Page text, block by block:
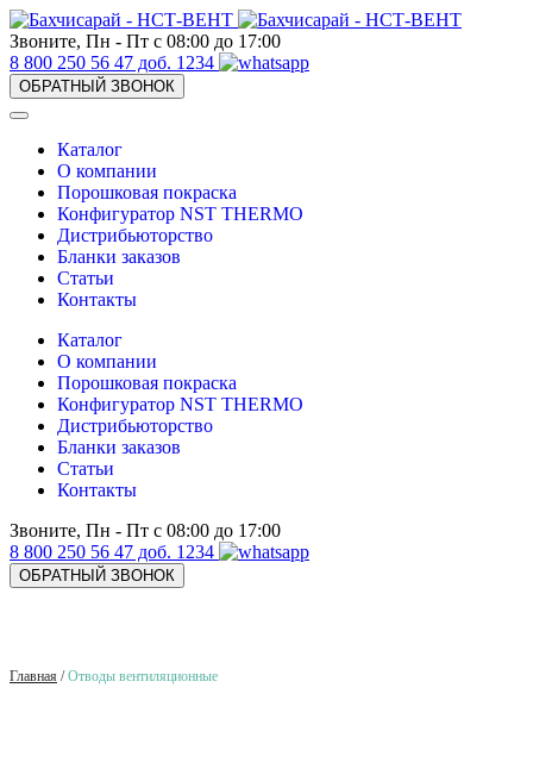
Звоните, Пн - Пт с 08:00 до 17:00
8 800 250 56 47 доб. 1234
ОБРАТНЫЙ ЗВОНОК
Каталог
О компании
Порошковая покраска
Конфигуратор NST THERMO
Дистрибьюторство
Бланки заказов
Статьи
Контакты
Каталог
О компании
Порошковая покраска
Конфигуратор NST THERMO
Дистрибьюторство
Бланки заказов
Статьи
Контакты
Звоните, Пн - Пт с 08:00 до 17:00
8 800 250 56 47 доб. 1234
ОБРАТНЫЙ ЗВОНОК
Главная /Отводы вентиляционные